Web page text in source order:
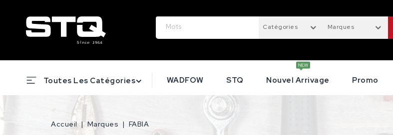
Catégories Marques
Toutes Les Catégories WADFOW STQ Nouvel Arrivage Promo
Accueil Marques FABIA